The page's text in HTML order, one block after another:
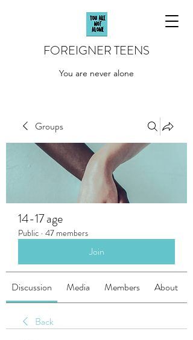
FOREIGNER TEENS
You are never alone
Groups
14-17 age
Public · 47 members
Join
Discussion Media Members About
Back